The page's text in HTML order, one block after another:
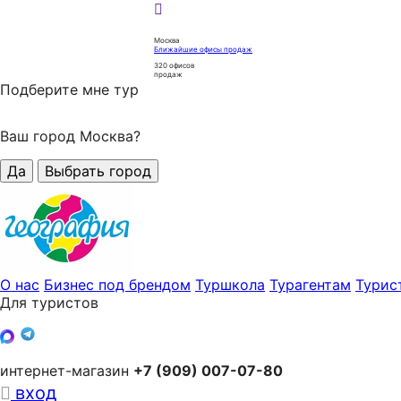
Москва
Ближайшие офисы продаж
320 офисов
продаж
Подберите мне тур
Ваш город Москва?
Да
Выбрать город
О нас Бизнес под брендом Туршкола Турагентам
Для туристов
интернет-магазин +7 (909) 007-07-80
вход